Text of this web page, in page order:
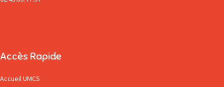
Accès Rapide
Accueil UMCS